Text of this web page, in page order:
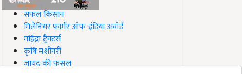
सफल किसान
मिलेनियर फार्मर ऑफ इंडिया अवॉर्ड
महिंद्रा ट्रैक्टर्स
कृषि मशीनरी
जायद की फसल